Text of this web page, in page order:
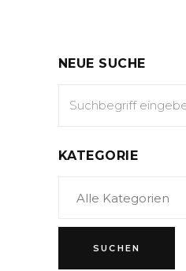
NEUE SUCHE
KATEGORIE